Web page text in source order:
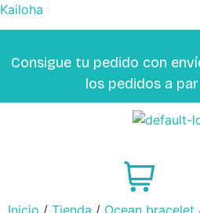
Kailoha
Consigue tu pedido con
los pedidos a